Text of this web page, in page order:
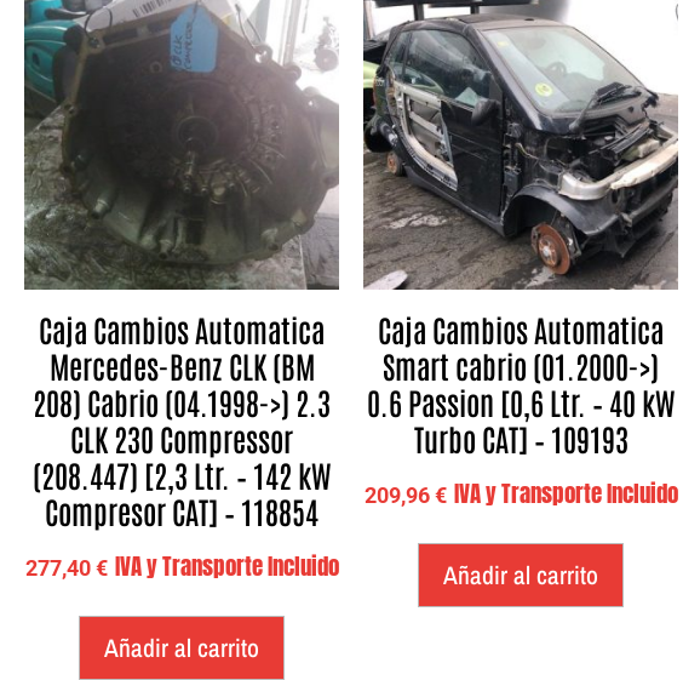
Caja Cambios Automatica
Mercedes-Benz CLK (BM
208) Cabrio (04.1998->) 2.3
CLK 230 Compressor
(208.447) [2,3 Ltr. – 142 kW
Compresor CAT] – 118854
277,40€ IVA y Transporte Incluido
Añadir al carrito
Caja Cambios Automatica
Smart cabrio (01.2000->)
0.6 Passion [0,6 Ltr. – 40 kW
Turbo CAT] – 109193
209,96€ IVA y Transporte Incluido
Añadir al carrito